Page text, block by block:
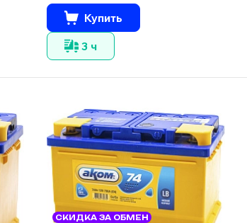
Купить
3 ч
СКИДКА ЗА ОБМЕН